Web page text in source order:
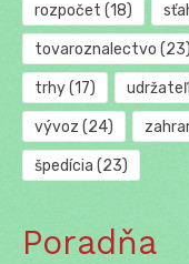
rozpočet (18)
tovaroznalectvo (23)
trhy(17)
vývoz (24)
špedícia (23)
Poradňa